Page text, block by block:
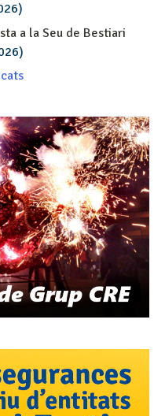
a la Seu de Bestiari